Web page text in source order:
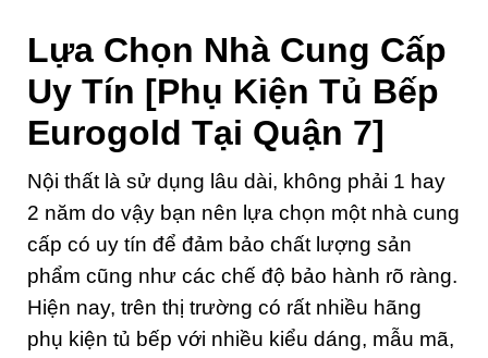
Lựa Chọn Nhà Cung Cấp
Uy Tín [Phụ Kiện Tủ Bếp
Eurogold Tại Quận 7]
Nội thất là sử dụng lâu dài, không phải 1 hay
2 năm do vậy bạn nên lựa chọn một nhà cung
cấp có uy tín để đảm bảo chất lượng sản
phẩm cũng như các chế độ bảo hành rõ ràng.
Hiện nay, trên thị trường có rất nhiều hãng
phụ kiện tủ bếp với nhiều kiểu dáng, mẫu mã,